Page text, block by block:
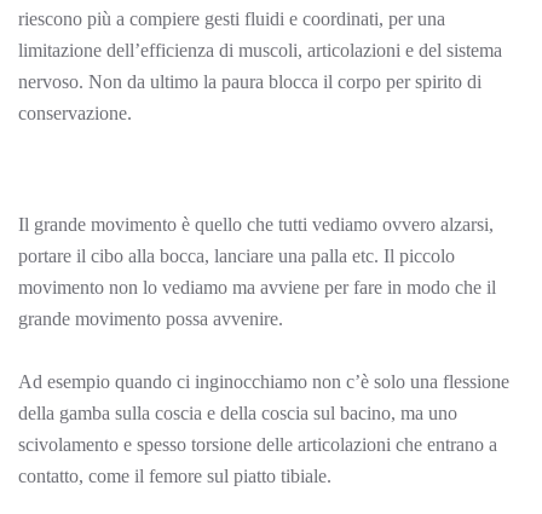
riescono più a compiere gesti fluidi e coordinati, per una
limitazione dell’efficienza di muscoli, articolazioni e del sistema
nervoso. Non da ultimo la paura blocca il corpo per spirito di
conservazione.
Il grande movimento è quello che tutti vediamo ovvero alzarsi,
portare il cibo alla bocca, lanciare una palla etc. Il piccolo
movimento non lo vediamo ma avviene per fare in modo che il
grande movimento possa avvenire.
Ad esempio quando ci inginocchiamo non c’è solo una flessione
della gamba sulla coscia e della coscia sul bacino, ma uno
scivolamento e spesso torsione delle articolazioni che entrano a
contatto, come il femore sul piatto tibiale.